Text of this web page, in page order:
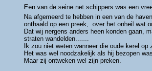
Een van de seine net schippers was een
Na afgemeerd te hebben in een van de
onthaald op een preek, over het onheil wat
Dat wij nergens anders heen konden gaan,
straten wandelden.......
Ik zou niet weten wanneer die oude kerel
Het was wel noodzakelijk als hij bezopen
Maar zij ontweken wel zijn preken.